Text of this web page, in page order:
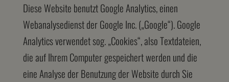
Diese Website benutzt Google Analytics, einen
Webanalysedienst der Google Inc. („Google“). Google
Analytics verwendet sog. „Cookies“, also Textdateien,
die auf Ihrem Computer gespeichert werden und die
eine Analyse der Benutzung der Website durch Sie